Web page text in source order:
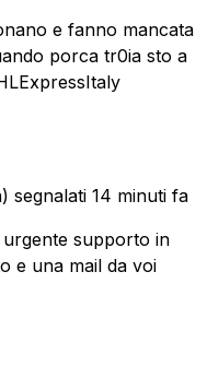
e fanno mancata
porca tr0ia sto a
segnalati 14 minuti fa
supporto in
e una mail da voi